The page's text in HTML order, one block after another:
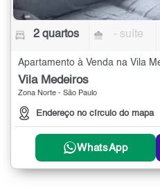
2 quartos - suíte
Apartamento à Venda na Vila
Vila Medeiros
Zona Norte - São Paulo
Endereço no círculo do mapa
WhatsApp